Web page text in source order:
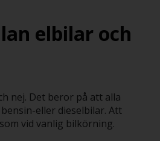
elbilar och
nej. Det beror på att alla
eller dieselbilar. Att
vid vanlig bilkörning.